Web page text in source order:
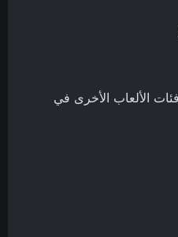
الألعاب الأخرى في